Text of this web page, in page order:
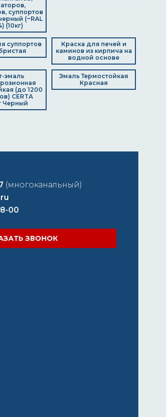
суппортов
(~RAL
(10кг)
суппортов
Краска для печей и
каминов из кирпича на
водной основе
эмаль
(до 1200
CERTA
Черный
Эмаль Термостойкая
Красная
(многоканальный)
00
ЗВОНОК